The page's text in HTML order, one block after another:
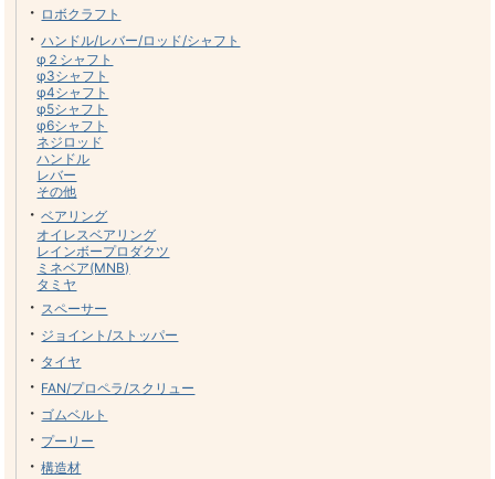
・ ロボクラフト
・ハンドル/レバー/ロッド/シャフト
φ２シャフト
φ3シャフト
φ4シャフト
φ5シャフト
φ6シャフト
ネジロッド
ハンドル
レバー
その他
・ベアリング
オイレスベアリング
レインボープロダクツ
ミネベア(MNB)
タミヤ
・ スペーサー
・ ジョイント/ストッパー
・ タイヤ
・ FAN/プロペラ/スクリュー
・ ゴムベルト
・ プーリー
・構造材